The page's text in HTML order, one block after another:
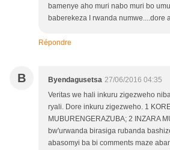
bamenye aho muri nabo muri bo
baberekeza I rwanda numwe....dore
Répondre
B Byendagusetsa 27/06/2016 04:35
Veritas we hali inkuru zigezweho
ryali. Dore inkuru zigezweho. 1
MUBURENGERAZUBA; 2 INZARA
bw'urwanda birasiga rubanda
abasomyi ba bi comments maze